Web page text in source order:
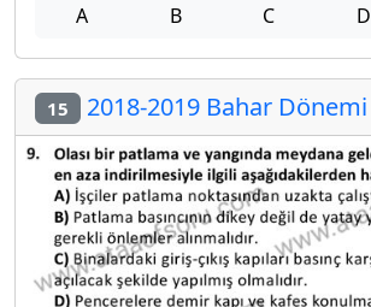
A B C D
15 2018-2019 Bahar Dönemi